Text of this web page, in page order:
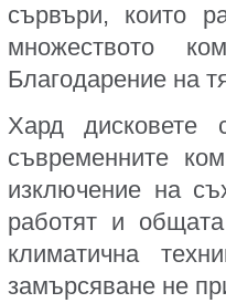
сървъри, които
множеството
Благодарение на
Хард дисковете
съвременните
изключение на
работят и
климатична
замърсяване